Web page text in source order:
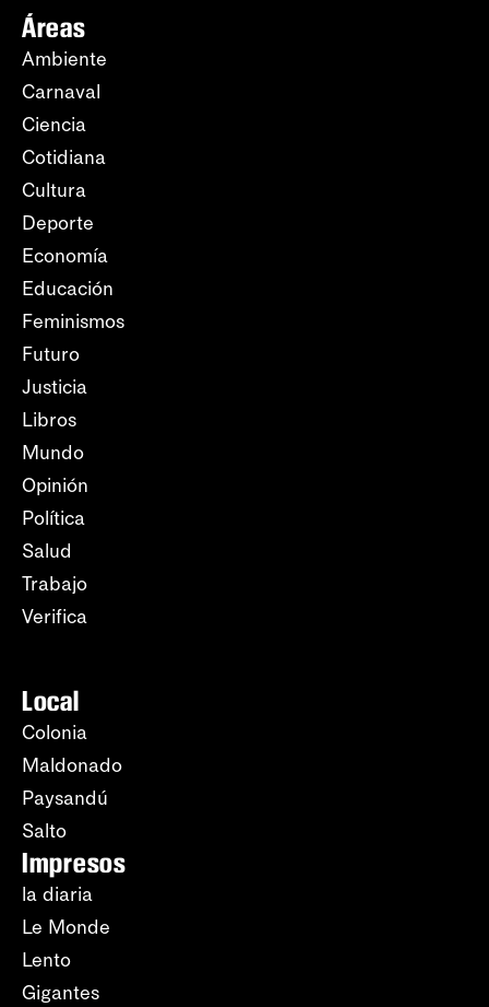
Áreas
Ambiente
Carnaval
Ciencia
Cotidiana
Cultura
Deporte
Economía
Educación
Feminismos
Futuro
Justicia
Libros
Mundo
Opinión
Política
Salud
Trabajo
Verifica
Local
Colonia
Maldonado
Paysandú
Salto
Impresos
la diaria
Le Monde
Lento
Gigantes